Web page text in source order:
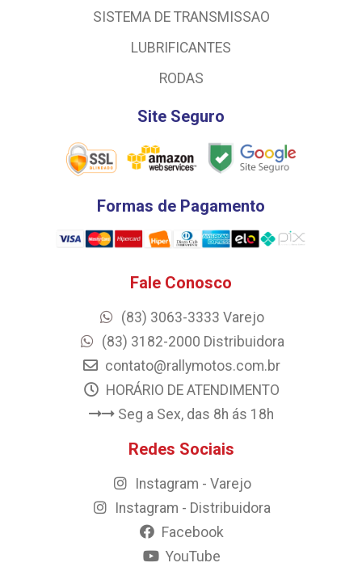
SISTEMA DE TRANSMISSAO
LUBRIFICANTES
RODAS
Site Seguro
Formas de Pagamento
Fale Conosco
(83) 3063-3333 Varejo
(83) 3182-2000 Distribuidora
contato@rallymotos.com.br
HORÁRIO DE ATENDIMENTO
Seg a Sex, das 8h ás 18h
Redes Sociais
Instagram - Varejo
Instagram - Distribuidora
Facebook
YouTube